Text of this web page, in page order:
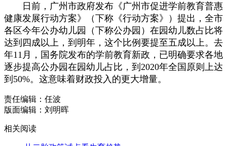
日前，广州市政府发布《广州市促进学前教育普惠
健康发展行动方案》（下称《行动方案》）提出，全市
各区今年公办幼儿园（下称公办园）在园幼儿数占比将
达到四成以上，到明年，这个比例要提至五成以上。去
年11月，国务院发布的学前教育新政，已明确要求各地
逐步提高公办园在园幼儿占比，到2020年全国原则上达
到50%。这意味着财政投入的更大增量。
责任编辑：任波
版面编辑：刘明晖
相关阅读